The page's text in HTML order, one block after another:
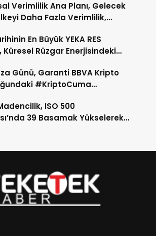
Verimlilik Ana Planı, Gelecek
Daha Fazla Verimlilik,
Yol Haritasını Çiziyor
En Büyük YEKA RES
Küresel Rüzgar Enerjisindeki
Günü, Garanti BBVA Kripto
#KriptoCuma
ISO 500
39 Basamak Yükselerek